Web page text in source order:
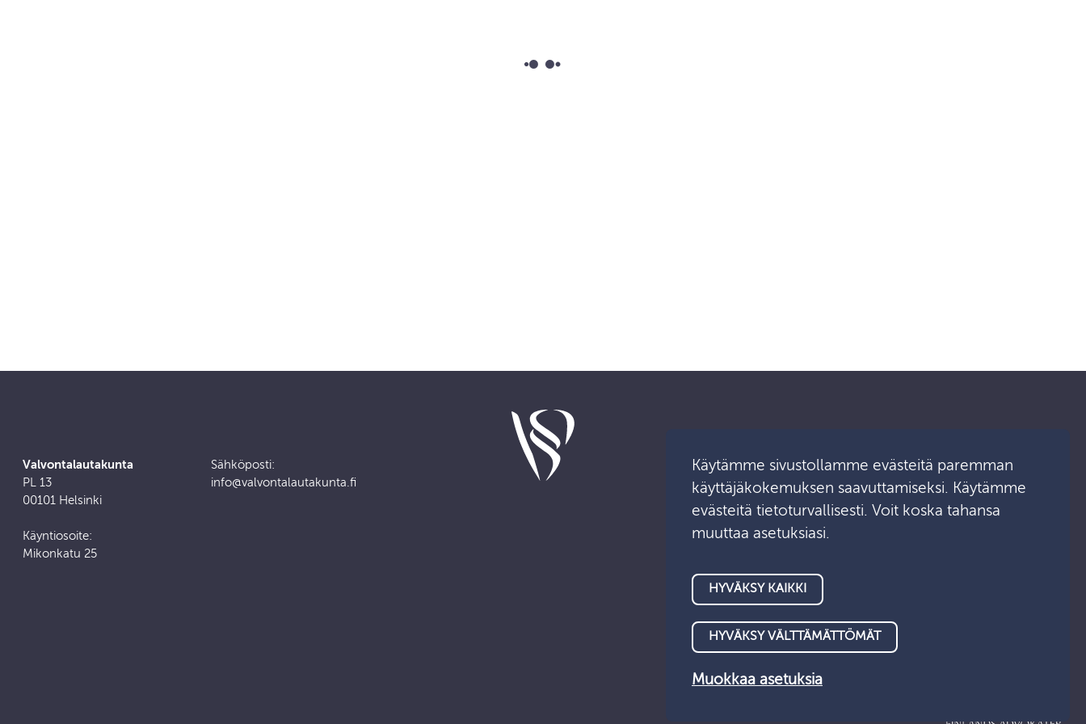
Valvontalautakunta
PL 13
00101 Helsinki
Käyntiosoite:
Mikonkatu 25
Sähköposti:
info@valvontalautakunta.fi
Ota yhteyttä
Käytämme sivustollamme evästeitä paremman
käyttäjäkokemuksen saavuttamiseksi. Käytämme
evästeitä tietoturvallisesti. Voit koska tahansa
muuttaa asetuksiasi.
HYVÄKSY VÄLTTÄMÄTTÖMÄT
HYVÄKSY KAIKKI
Muokkaa asetuksia